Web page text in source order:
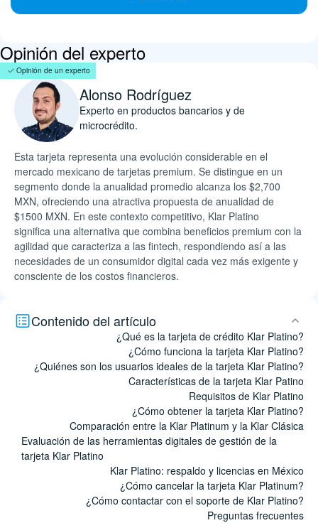
Opinión del experto
Opinión de un experto
Alonso Rodríguez
Experto en productos bancarios y de
microcrédito.
Esta tarjeta representa una evolución considerable en el
mercado mexicano de tarjetas premium. Se distingue en un
segmento donde la anualidad promedio alcanza los $2,700
MXN, ofreciendo una atractiva propuesta de anualidad de
$1500 MXN. En este contexto competitivo, Klar Platino
significa una alternativa que combina beneficios premium con la
agilidad que caracteriza a las fintech, respondiendo así a las
necesidades de un consumidor digital cada vez más exigente y
consciente de los costos financieros.
Contenido del artículo
¿Qué es la tarjeta de crédito Klar Platino?
¿Cómo funciona la tarjeta Klar Platino?
¿Quiénes son los usuarios ideales de la tarjeta Klar Platino?
Características de la tarjeta Klar Patino
Requisitos de Klar Platino
¿Cómo obtener la tarjeta Klar Platino?
Comparación entre la Klar Platinum y la Klar Clásica
Evaluación de las herramientas digitales de gestión de la
tarjeta Klar Platino
Klar Platino: respaldo y licencias en México
¿Cómo cancelar la tarjeta Klar Platinum?
¿Cómo contactar con el soporte de Klar Platino?
Preguntas frecuentes